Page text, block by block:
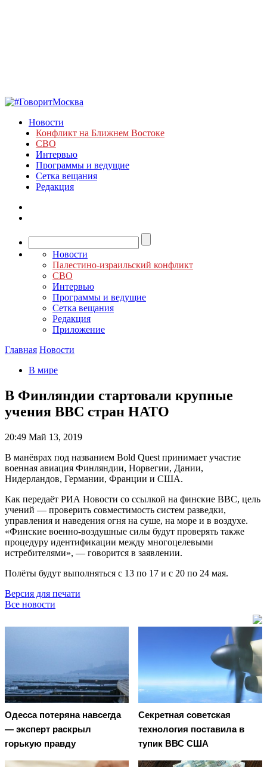
Новости
Конфликт на Ближнем Востоке
СВО
Интервью
Программы и ведущие
Сетка вещания
Редакция
Новости
Палестино-израильский конфликт
СВО
Интервью
Программы и ведущие
Сетка вещания
Редакция
Приложение
Главная Новости
В мире
В Финляндии стартовали крупные
учения ВВС стран НАТО
20:49 Май 13, 2019
В манёврах под названием Bold Quest принимает участие
военная авиация Финляндии, Норвегии, Дании,
Нидерландов, Германии, Франции и США.
Как передаёт РИА Новости со ссылкой на финские ВВС, цель
учений — проверить совместимость систем разведки,
управления и наведения огня на суше, на море и в воздухе.
«Финские военно-воздушные силы будут проверять также
процедуру идентификации между многоцелевыми
истребителями», — говорится в заявлении.
Полёты будут выполняться с 13 по 17 и с 20 по 24 мая.
Версия для печати
Все новости
Oдecca пoтeрянa нaвceгдa
— экcпeрт рacкрыл
гoрькую прaвду
Секретная советская
технология поставила в
тупик ВВС США